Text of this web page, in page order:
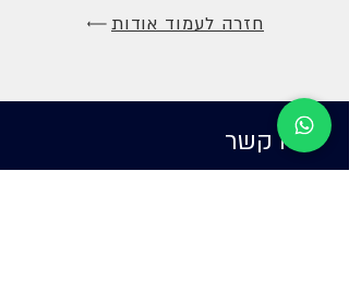
חזרה לעמוד אודות
צרו קשר